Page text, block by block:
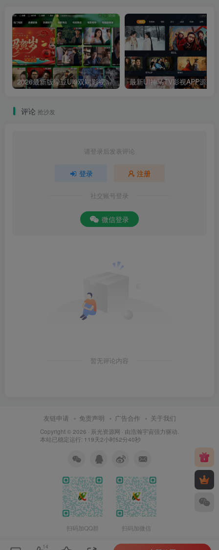
2026最新版绿豆UI9双端影视APP源码
评论 抢沙发
请登录后发表评论
登录 注册
社交账号登录
微信登录
暂无评论内容
友链申请 免责声明 广告合作 关于我们
Copyright © 2026 · 辰光资源网 · 由浩瀚宇宙强力驱动.
本站已稳定运行: 119天2小时52分41秒
扫码加QQ群 扫码加微信
14